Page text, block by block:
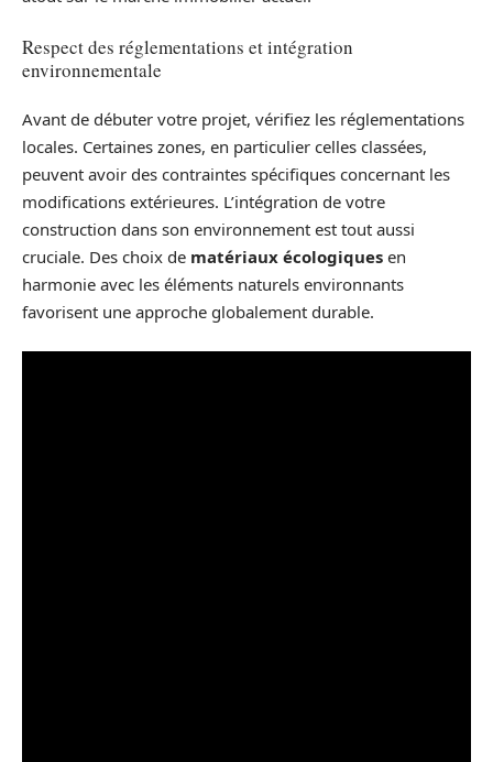
Respect des réglementations et intégration
environnementale
Avant de débuter votre projet, vérifiez les réglementations
locales. Certaines zones, en particulier celles classées,
peuvent avoir des contraintes spécifiques concernant les
modifications extérieures. L’intégration de votre
construction dans son environnement est tout aussi
cruciale. Des choix de matériaux écologiques en
harmonie avec les éléments naturels environnants
favorisent une approche globalement durable.